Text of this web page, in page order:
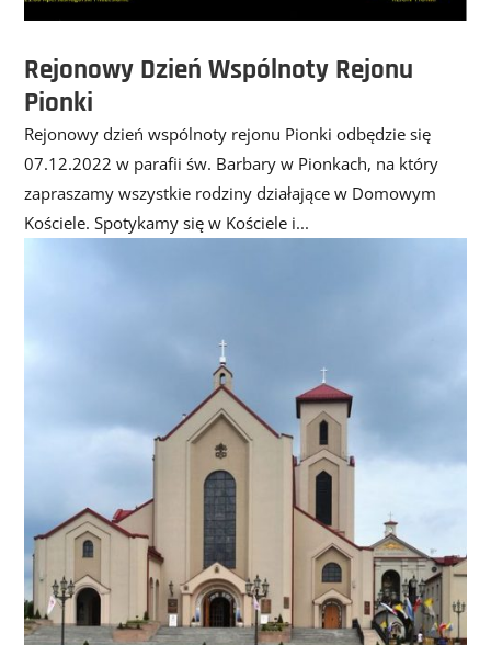
Rejonowy Dzień Wspólnoty Rejonu
Pionki
Rejonowy dzień wspólnoty rejonu Pionki odbędzie się
07.12.2022 w parafii św. Barbary w Pionkach, na który
zapraszamy wszystkie rodziny działające w Domowym
Kościele. Spotykamy się w Kościele i...